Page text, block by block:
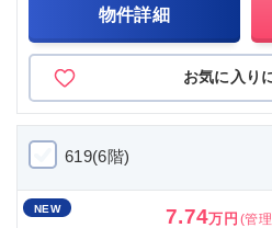
物件詳細
お気に入り
619(6階)
NEW 7.74万円 (管